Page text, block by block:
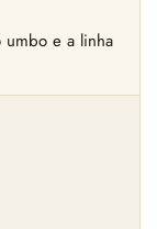
umbo e a linha